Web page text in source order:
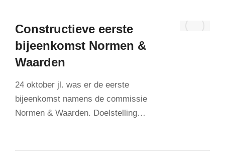
Constructieve eerste
bijeenkomst Normen &
Waarden
24 oktober jl. was er de eerste
bijeenkomst namens de commissie
Normen & Waarden. Doelstelling…